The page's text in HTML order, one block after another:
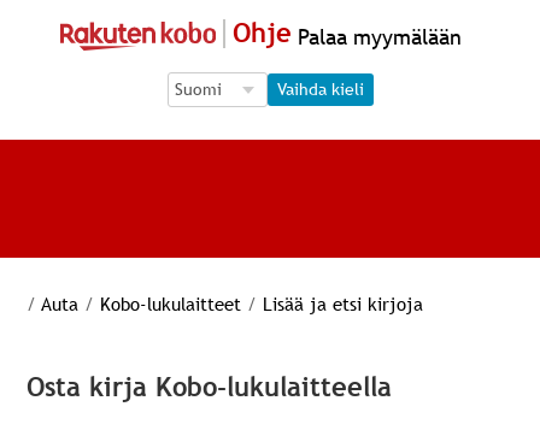
Ohje Palaa myymälään
Language Selection
Language Selection
Vaihda kieli
/ Auta / Kobo-lukulaitteet / Lisää ja etsi kirjoja
Osta kirja Kobo-lukulaitteella